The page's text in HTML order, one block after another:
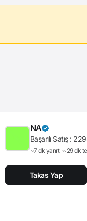
NA
Başarılı Satış :
~7 dk yanıt ~29 dk
Takas Yap